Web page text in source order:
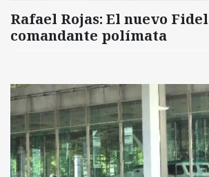
Rafael Rojas: El nuevo
comandante polímata